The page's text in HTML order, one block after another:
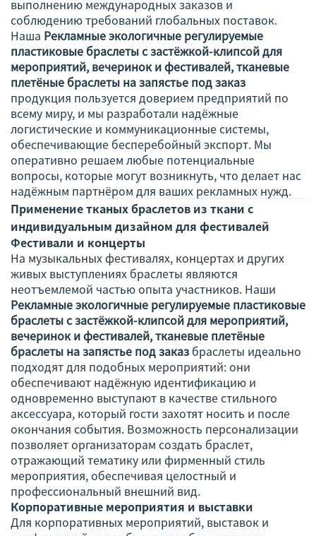
выполнению международных заказов и
соблюдению требований глобальных поставок.
Наша Рекламные экологичные регулируемые
пластиковые браслеты с застёжкой-клипсой для
мероприятий, вечеринок и фестивалей, тканевые
плетёные браслеты на запястье под заказ
продукция пользуется доверием предприятий по
всему миру, и мы разработали надёжные
логистические и коммуникационные системы,
обеспечивающие бесперебойный экспорт. Мы
оперативно решаем любые потенциальные
вопросы, которые могут возникнуть, что делает нас
надёжным партнёром для ваших рекламных нужд.
Применение тканых браслетов из ткани с
индивидуальным дизайном для фестивалей
Фестивали и концерты
На музыкальных фестивалях, концертах и других
живых выступлениях браслеты являются
неотъемлемой частью опыта участников. Наши
Рекламные экологичные регулируемые пластиковые
браслеты с застёжкой-клипсой для мероприятий,
вечеринок и фестивалей, тканевые плетёные
браслеты на запястье под заказ браслеты идеально
подходят для подобных мероприятий: они
обеспечивают надёжную идентификацию и
одновременно выступают в качестве стильного
аксессуара, который гости захотят носить и после
окончания события. Возможность персонализации
позволяет организаторам создать браслет,
отражающий тематику или фирменный стиль
мероприятия, обеспечивая целостный и
профессиональный внешний вид.
Корпоративные мероприятия и выставки
Для корпоративных мероприятий, выставок и